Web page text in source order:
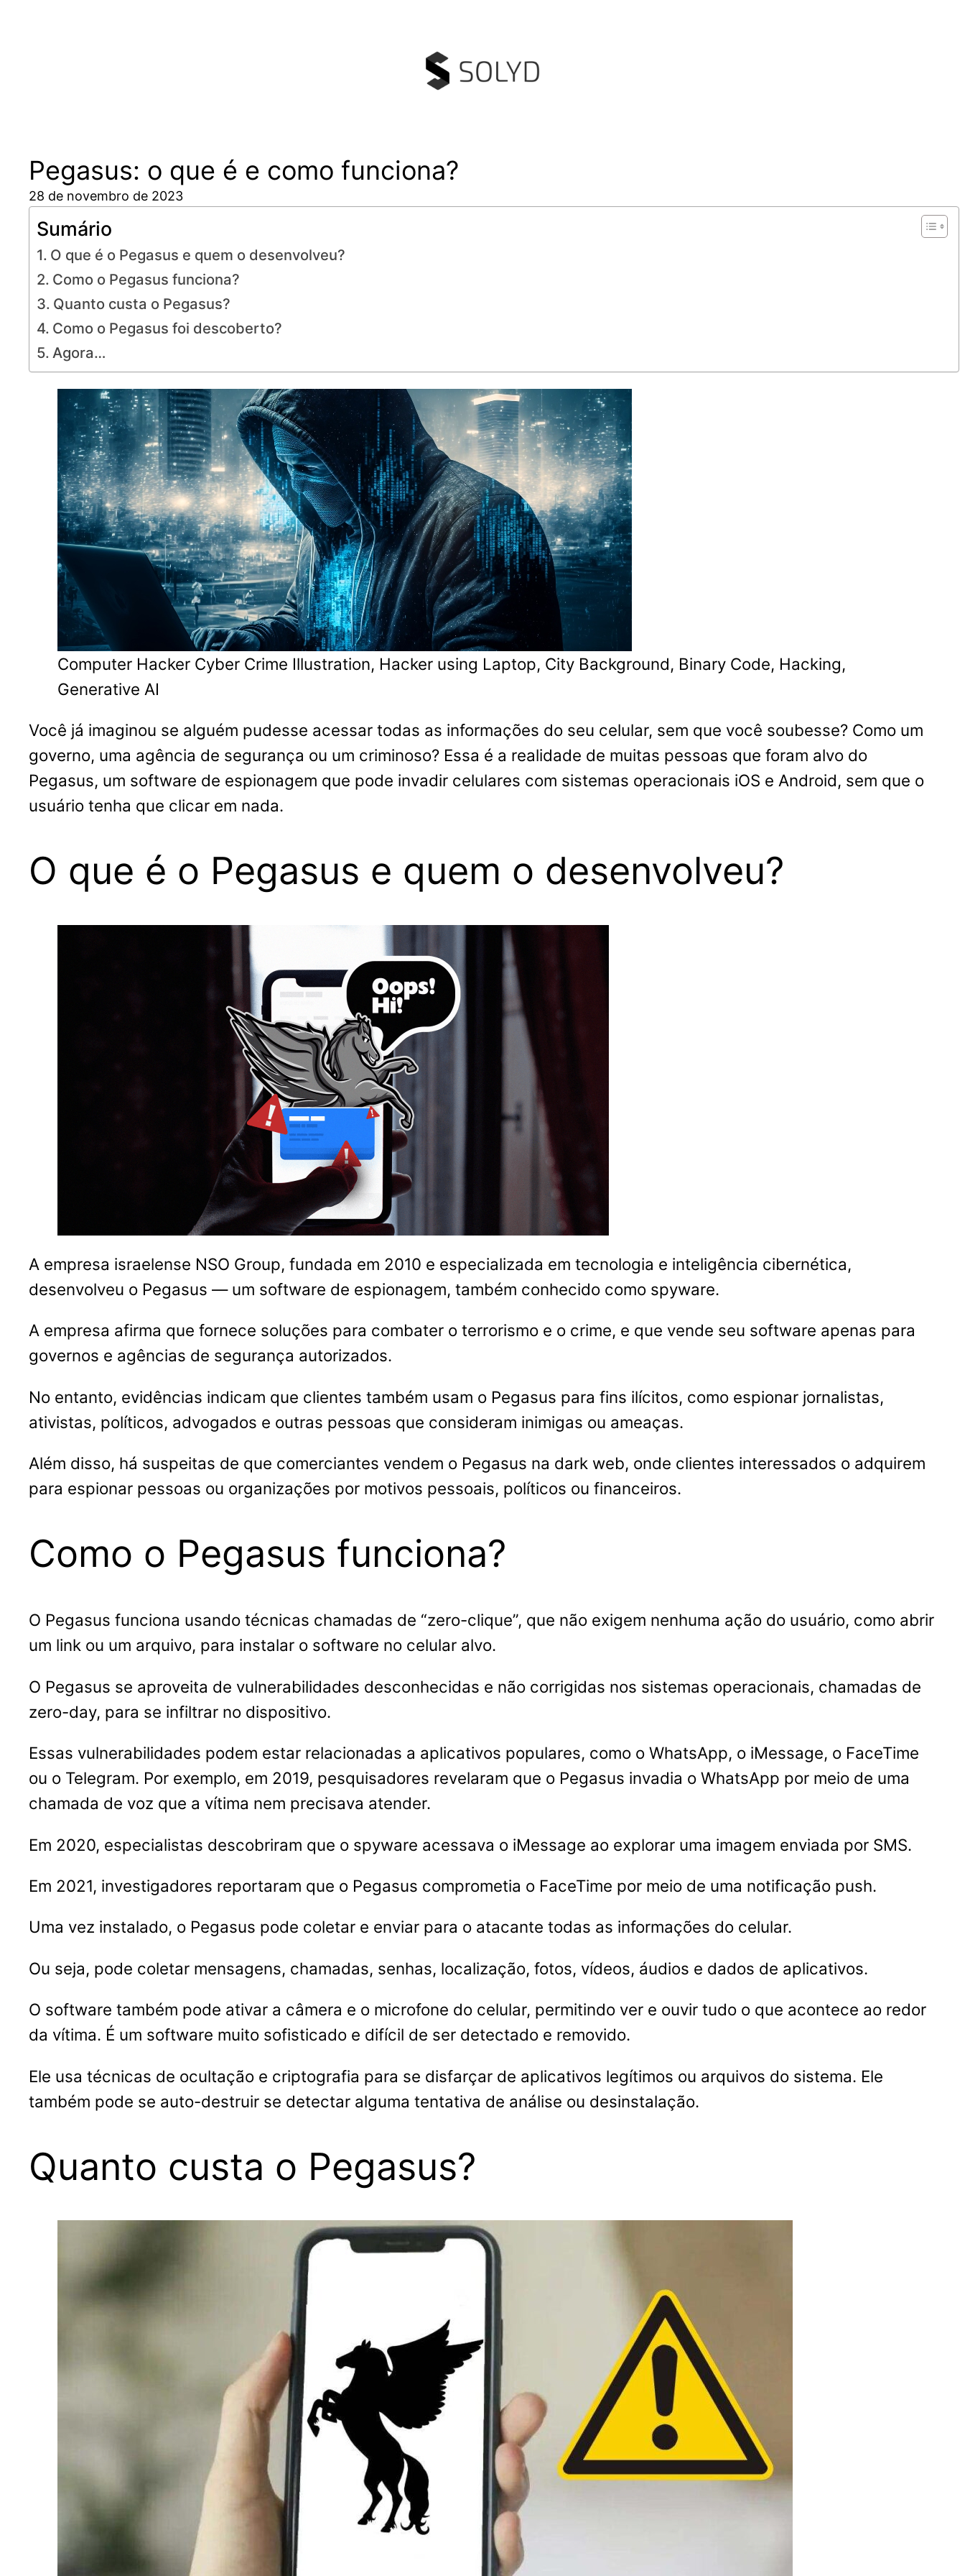
Pegasus: o que é e como funciona?
28 de novembro de 2023
Sumário
O que é o Pegasus e quem o desenvolveu?
Como o Pegasus funciona?
Quanto custa o Pegasus?
Como o Pegasus foi descoberto?
Agora…
Computer Hacker Cyber Crime Illustration, Hacker using Laptop, City Background, Binary Code, Hacking,
Generative AI
Você já imaginou se alguém pudesse acessar todas as informações do seu celular, sem que você soubesse? Como um
governo, uma agência de segurança ou um criminoso? Essa é a realidade de muitas pessoas que foram alvo do
Pegasus, um software de espionagem que pode invadir celulares com sistemas operacionais iOS e Android, sem que o
usuário tenha que clicar em nada.
O que é o Pegasus e quem o desenvolveu?
A empresa israelense NSO Group, fundada em 2010 e especializada em tecnologia e inteligência cibernética,
desenvolveu o Pegasus — um software de espionagem, também conhecido como spyware.
A empresa afirma que fornece soluções para combater o terrorismo e o crime, e que vende seu software apenas para
governos e agências de segurança autorizados.
No entanto, evidências indicam que clientes também usam o Pegasus para fins ilícitos, como espionar jornalistas,
ativistas, políticos, advogados e outras pessoas que consideram inimigas ou ameaças.
Além disso, há suspeitas de que comerciantes vendem o Pegasus na dark web, onde clientes interessados o adquirem
para espionar pessoas ou organizações por motivos pessoais, políticos ou financeiros.
Como o Pegasus funciona?
O Pegasus funciona usando técnicas chamadas de “zero-clique”, que não exigem nenhuma ação do usuário, como abrir
um link ou um arquivo, para instalar o software no celular alvo.
O Pegasus se aproveita de vulnerabilidades desconhecidas e não corrigidas nos sistemas operacionais, chamadas de
zero-day, para se infiltrar no dispositivo.
Essas vulnerabilidades podem estar relacionadas a aplicativos populares, como o WhatsApp, o iMessage, o FaceTime
ou o Telegram. Por exemplo, em 2019, pesquisadores revelaram que o Pegasus invadia o WhatsApp por meio de uma
chamada de voz que a vítima nem precisava atender.
Em 2020, especialistas descobriram que o spyware acessava o iMessage ao explorar uma imagem enviada por SMS.
Em 2021, investigadores reportaram que o Pegasus comprometia o FaceTime por meio de uma notificação push.
Uma vez instalado, o Pegasus pode coletar e enviar para o atacante todas as informações do celular.
Ou seja, pode coletar mensagens, chamadas, senhas, localização, fotos, vídeos, áudios e dados de aplicativos.
O software também pode ativar a câmera e o microfone do celular, permitindo ver e ouvir tudo o que acontece ao redor
da vítima. É um software muito sofisticado e difícil de ser detectado e removido.
Ele usa técnicas de ocultação e criptografia para se disfarçar de aplicativos legítimos ou arquivos do sistema. Ele
também pode se auto-destruir se detectar alguma tentativa de análise ou desinstalação.
Quanto custa o Pegasus?